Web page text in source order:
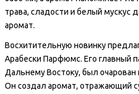
трава, сладости и белый мускус
аромат.
Восхитительную новинку
Арабески Парфюмс. Его главный
Дальнему Востоку, был очарован
Он создал аромат, отражающий